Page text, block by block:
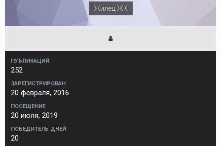
Жилец ЖК
ПУБЛИКАЦИЙ
252
ЗАРЕГИСТРИРОВАН
20 февраля, 2016
ПОСЕЩЕНИЕ
20 июля, 2019
ПОБЕДИТЕЛЬ ДНЕЙ
20